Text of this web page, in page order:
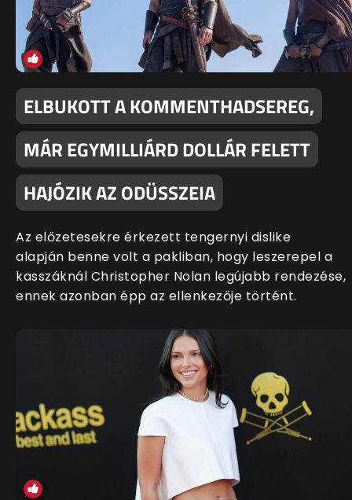
ELBUKOTT A KOMMENTHADSEREG,
MÁR EGYMILLIÁRD DOLLÁR FELETT
HAJÓZIK AZ ODÜSSZEIA
Az előzetesekre érkezett tengernyi dislike
alapján benne volt a pakliban, hogy leszerepel a
kasszáknál Christopher Nolan legújabb rendezése,
ennek azonban épp az ellenkezője történt.